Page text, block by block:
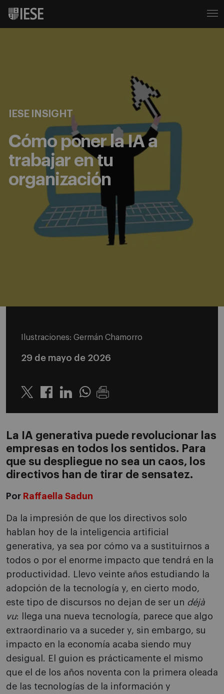
IESE INSIGHT
Cómo poner la IA a
trabajar en tu
organización
Ilustraciones: Germán Chamorro
29 de mayo de 2026
Twitter LinkedinWhatsapp
La IA generativa puede revolucionar las
empresas en todos los sentidos. Para
que su despliegue no sea un caos, los
directivos han de tirar de sensatez.
Por Raffaella Sadun
Da la impresión de que los directivos solo
hablan hoy de la inteligencia artificial
generativa, ya sea por cómo va a sustituirnos a
todos o por el enorme impacto que tendrá en la
productividad. Llevo veinte años estudiando la
adopción de la tecnología y, en cierto modo,
este tipo de discursos no dejan de ser un déjà
vu: llega una nueva tecnología, parece que algo
extraordinario va a suceder y, sin embargo, su
impacto en la economía acaba siendo muy
desigual. El guion es prácticamente el mismo
que el de los años noventa con la primera oleada
de las tecnologías de la información y